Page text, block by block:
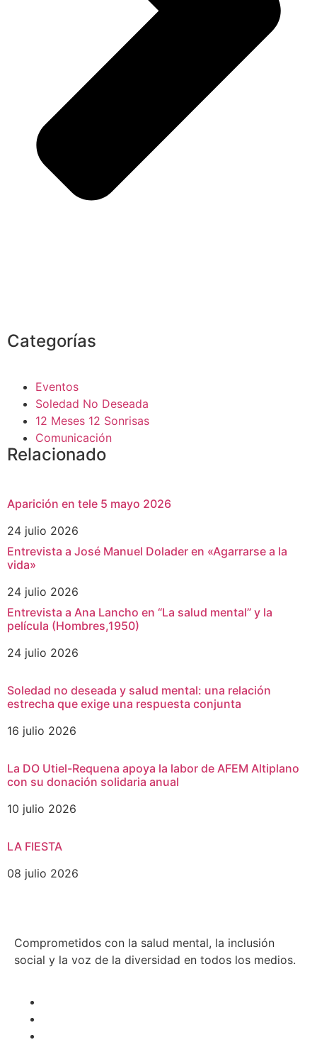
Categorías
Eventos
Soledad No Deseada
12 Meses 12 Sonrisas
Comunicación
Relacionado
Aparición en tele 5 mayo 2026
24 julio 2026
Entrevista a José Manuel Dolader en «Agarrarse a la
vida»
24 julio 2026
Entrevista a Ana Lancho en “La salud mental” y la
película (Hombres,1950)
24 julio 2026
Soledad no deseada y salud mental: una relación
estrecha que exige una respuesta conjunta
16 julio 2026
La DO Utiel-Requena apoya la labor de AFEM Altiplano
con su donación solidaria anual
10 julio 2026
LA FIESTA
08 julio 2026
Comprometidos con la salud mental, la inclusión
social y la voz de la diversidad en todos los medios.